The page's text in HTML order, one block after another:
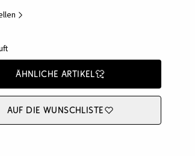
Ähnliche Artikel
Auf die Wunschliste